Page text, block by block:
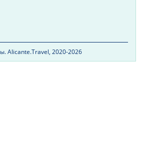
Alicante.Travel, 2020-2026